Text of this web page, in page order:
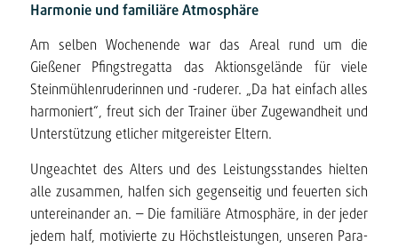
Harmonie und familiäre Atmosphäre
Am selben Wochenende war das Areal rund um die
Gießener Pfingstregatta das Aktionsgelände für viele
Steinmühlenruderinnen und -ruderer. „Da hat einfach alles
harmoniert“, freut sich der Trainer über Zugewandheit und
Unterstützung etlicher mitgereister Eltern.
Ungeachtet des Alters und des Leistungsstandes hielten
alle zusammen, halfen sich gegenseitig und feuerten sich
untereinander an. – Die familiäre Atmosphäre, in der jeder
jedem half, motivierte zu Höchstleistungen, unseren Para-